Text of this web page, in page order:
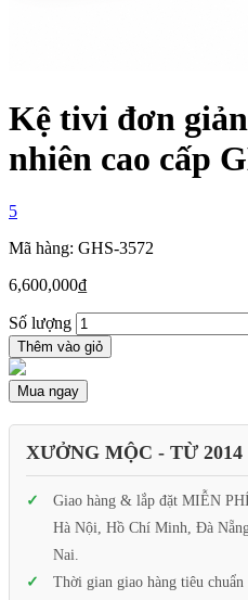
Kệ tivi đơn
nhiên cao cấp
5
Mã hàng: GHS-3572
6,600,000₫
Số lượng
Thêm vào giỏ
Mua ngay
XƯỞNG MỘC - TỪ 2014
Giao hàng & lắp đặt MIỄN
Hà Nội, Hồ Chí Minh, Đà
Nai.
Thời gian giao hàng tiêu chuẩn